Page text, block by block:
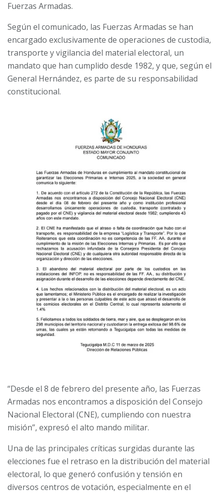
Fuerzas Armadas.
Según el comunicado, las Fuerzas Armadas se han
encargado exclusivamente de operaciones de custodia,
transporte y vigilancia del material electoral, un
mandato que han cumplido desde 1982, y que, según el
General Hernández, es parte de su responsabilidad
constitucional.
“Desde el 8 de febrero del presente año, las Fuerzas
Armadas nos encontramos a disposición del Consejo
Nacional Electoral (CNE), cumpliendo con nuestra
misión”, expresó el alto mando militar.
Una de las principales críticas surgidas durante las
elecciones fue el retraso en la distribución del material
electoral, lo que generó confusión y tensión en
diversos centros de votación, especialmente en el